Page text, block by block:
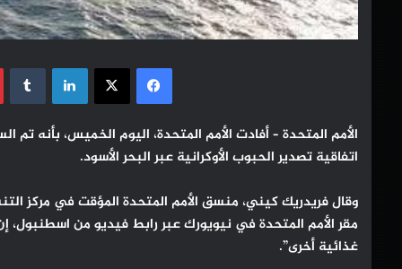
فيسبوك‫X لينكدإن‏Tumblr
اتفاقية تصدير الحبوب الأوكرانية عبر البحر الأسود.
وقال فريدريك كيني، منسق الأمم المتحدة المؤقت في مركز
غذائية أخرى”.